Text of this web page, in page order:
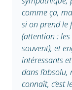
comme ça,
si on prend le
(attention :
souvent), et
intéressants
dans l’absolu,
connaît, c’est